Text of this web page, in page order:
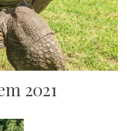
2021